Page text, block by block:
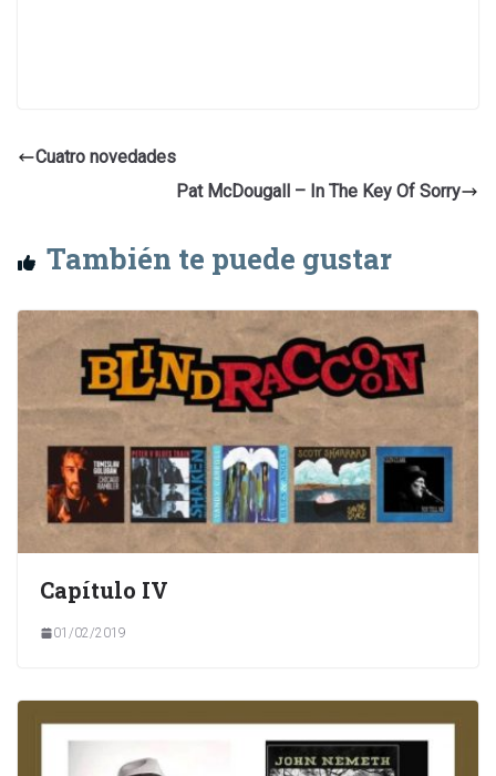
Cuatro novedades
Pat McDougall – In The Key Of Sorry
También te puede gustar
Capítulo IV
01/02/2019